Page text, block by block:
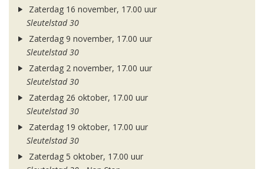
Zaterdag 16 november, 17.00 uur
Sleutelstad 30
Zaterdag 9 november, 17.00 uur
Sleutelstad 30
Zaterdag 2 november, 17.00 uur
Sleutelstad 30
Zaterdag 26 oktober, 17.00 uur
Sleutelstad 30
Zaterdag 19 oktober, 17.00 uur
Sleutelstad 30
Zaterdag 5 oktober, 17.00 uur